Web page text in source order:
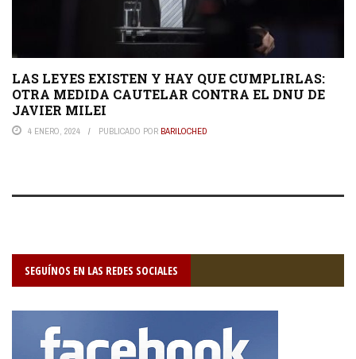
LAS LEYES EXISTEN Y HAY QUE CUMPLIRLAS:
OTRA MEDIDA CAUTELAR CONTRA EL DNU DE
JAVIER MILEI
4 ENERO, 2024 PUBLICADO POR BARILOCHED
SEGUÍNOS EN LAS REDES SOCIALES